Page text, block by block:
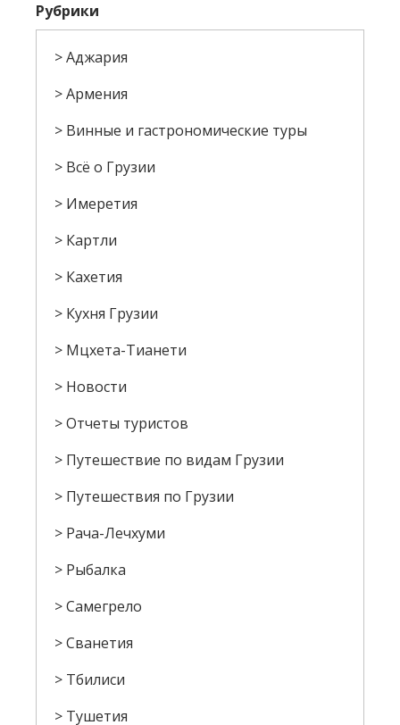
Рубрики
Аджария
Армения
Винные и гастрономические туры
Всё о Грузии
Имеретия
Картли
Кахетия
Кухня Грузии
Мцхета-Тианети
Новости
Отчеты туристов
Путешествие по видам Грузии
Путешествия по Грузии
Рача-Лечхуми
Рыбалка
Самегрело
Сванетия
Тбилиси
Тушетия